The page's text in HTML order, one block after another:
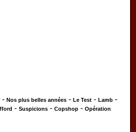
- Nos plus belles années - Le Test - Lamb -
- Suspicions - Copshop - Opération